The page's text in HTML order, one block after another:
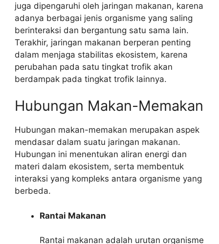
juga dipengaruhi oleh jaringan makanan, karena
adanya berbagai jenis organisme yang saling
berinteraksi dan bergantung satu sama lain.
Terakhir, jaringan makanan berperan penting
dalam menjaga stabilitas ekosistem, karena
perubahan pada satu tingkat trofik akan
berdampak pada tingkat trofik lainnya.
Hubungan Makan-Memakan
Hubungan makan-memakan merupakan aspek
mendasar dalam suatu jaringan makanan.
Hubungan ini menentukan aliran energi dan
materi dalam ekosistem, serta membentuk
interaksi yang kompleks antara organisme yang
berbeda.
Rantai Makanan
Rantai makanan adalah urutan organisme